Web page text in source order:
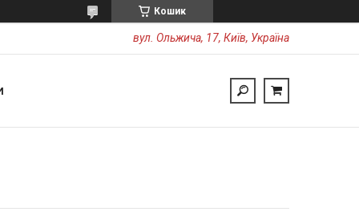
Кошик
вул. Ольжича, 17, Київ, Україна